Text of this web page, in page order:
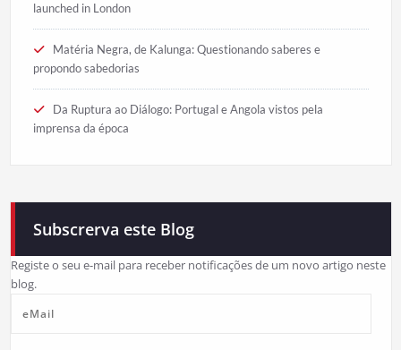
launched in London
Matéria Negra, de Kalunga: Questionando saberes e
propondo sabedorias
Da Ruptura ao Diálogo: Portugal e Angola vistos pela
imprensa da época
Subscrerva este Blog
Registe o seu e-mail para receber notificações de um novo artigo neste
blog.